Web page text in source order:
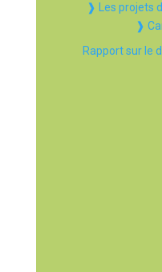
❱ Les projets
❱
Rapport sur le